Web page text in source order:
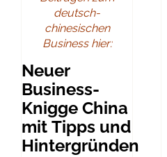
deutsch-
chinesischen
Business hier:
Neuer
Business-
Knigge China
mit Tipps und
Hintergründen